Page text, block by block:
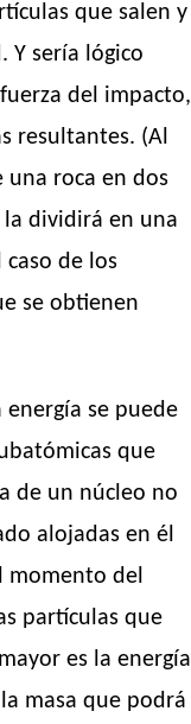
que salen y
Y sería lógico
del impacto,
resultantes. (Al
roca en dos
dividirá en una
de los
se obtienen
se puede
que
de un núcleo no
alojadas en él
momento del
partículas que
es la energía
masa que podrá